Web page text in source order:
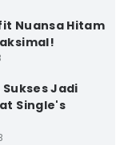
Nuansa Hitam
Sukses Jadi
Single's